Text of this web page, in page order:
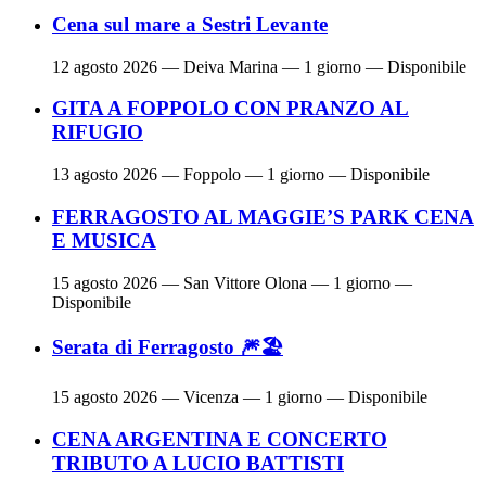
Cena sul mare a Sestri Levante
12 agosto 2026 — Deiva Marina — 1 giorno — Disponibile
GITA A FOPPOLO CON PRANZO AL
RIFUGIO
13 agosto 2026 — Foppolo — 1 giorno — Disponibile
FERRAGOSTO AL MAGGIE’S PARK CENA
E MUSICA
15 agosto 2026 — San Vittore Olona — 1 giorno —
Disponibile
Serata di Ferragosto 🎆🏖
15 agosto 2026 — Vicenza — 1 giorno — Disponibile
CENA ARGENTINA E CONCERTO
TRIBUTO A LUCIO BATTISTI